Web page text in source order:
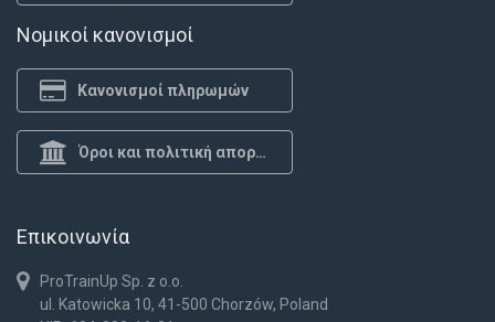
Νομικοί κανονισμοί
Κανονισμοί πληρωμών
Όροι και πολιτική απορρήτου
Επικοινωνία
ProTrainUp Sp. z o.o.
ul. Katowicka 10, 41-500 Chorzów, Poland